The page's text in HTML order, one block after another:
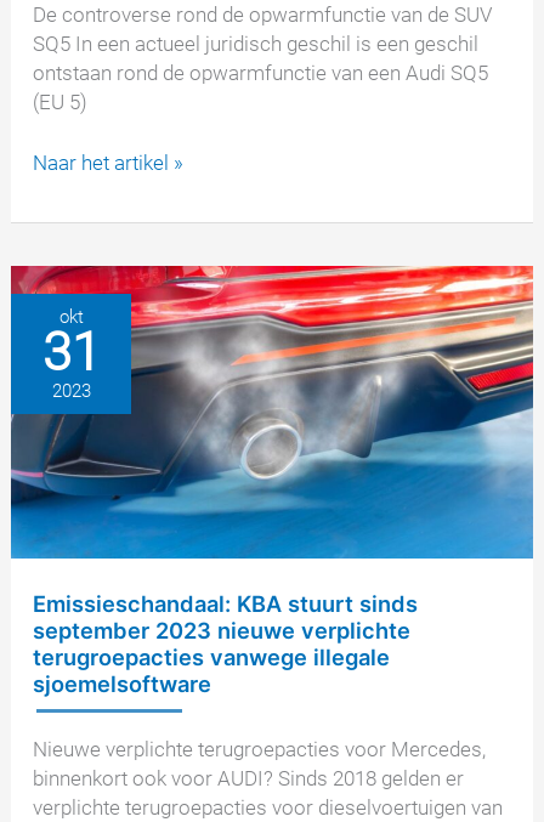
De controverse rond de opwarmfunctie van de SUV
SQ5 In een actueel juridisch geschil is een geschil
ontstaan rond de opwarmfunctie van een Audi SQ5
(EU 5)
Dieselgate:
ontwikkelingen
het
Audi-
emissieschandaal
Naar het artikel »
okt
31
2023
Emissieschandaal: KBA stuurt sinds
september 2023 nieuwe verplichte
terugroepacties vanwege illegale
sjoemelsoftware
Nieuwe verplichte terugroepacties voor Mercedes,
binnenkort ook voor AUDI? Sinds 2018 gelden er
verplichte terugroepacties voor dieselvoertuigen van